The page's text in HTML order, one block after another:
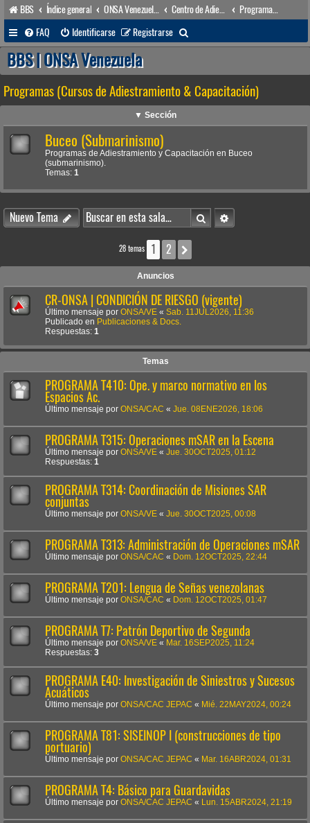
BBS Índice general Centro de Adiestramiento & Capacitación (órgano académico)
FAQ
Identificarse Registrarse
u
c
a
r
BBS | ONSA Venezuela
Programas (Cursos de Adiestramiento & Capacitación)
▼ Sección
Buceo (Submarinismo)
Programas de Adiestramiento y Capacitación en Buceo
(submarinismo).
Temas: 1
Nuevo Tema BuscarBúsqueda avanzada
28 temas 1 2
Anuncios
CR-ONSA | CONDICIÓN DE RIESGO (vigente)
Último mensaje por ONSA/VE « Sab. 11JUL2026, 11:36
Publicado en Publicaciones & Docs.
Respuestas: 1
Temas
PROGRAMA T410: Ope. y marco normativo en los
Espacios Ac.
Último mensaje por ONSA/CAC « Jue. 08ENE2026, 18:06
PROGRAMA T315: Operaciones mSAR en la Escena
Último mensaje por ONSA/VE « Jue. 30OCT2025, 01:12
Respuestas: 1
PROGRAMA T314: Coordinación de Misiones SAR
conjuntas
Último mensaje por ONSA/VE « Jue. 30OCT2025, 00:08
PROGRAMA T313: Administración de Operaciones mSAR
Último mensaje por ONSA/CAC « Dom. 12OCT2025, 22:44
PROGRAMA T201: Lengua de Señas venezolanas
Último mensaje por ONSA/CAC « Dom. 12OCT2025, 01:47
PROGRAMA T7: Patrón Deportivo de Segunda
Último mensaje por ONSA/VE « Mar. 16SEP2025, 11:24
Respuestas: 3
PROGRAMA E40: Investigación de Siniestros y Sucesos
Acuáticos
Último mensaje por ONSA/CAC JEPAC « Mié. 22MAY2024, 00:24
PROGRAMA T81: SISEINOP I (construcciones de tipo
portuario)
Último mensaje por ONSA/CAC JEPAC « Mar. 16ABR2024, 01:31
PROGRAMA T4: Básico para Guardavidas
Último mensaje por ONSA/CAC JEPAC « Lun. 15ABR2024, 21:19